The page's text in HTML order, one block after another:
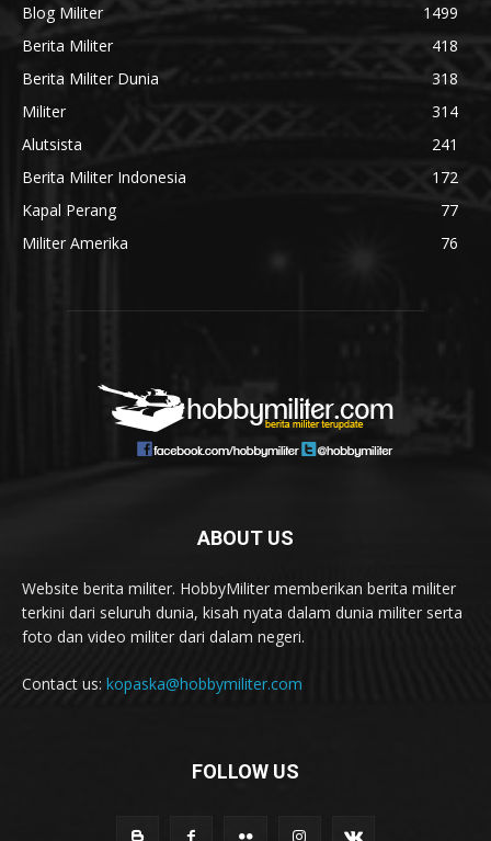
Blog Militer
1499
Berita Militer
418
Berita Militer Dunia
318
Militer
314
Alutsista
241
Berita Militer Indonesia
172
Kapal Perang
77
Militer Amerika
76
ABOUT US
Website berita militer. HobbyMiliter memberikan berita militer
terkini dari seluruh dunia, kisah nyata dalam dunia militer serta
foto dan video militer dari dalam negeri.
Contact us: kopaska@hobbymiliter.com
FOLLOW US